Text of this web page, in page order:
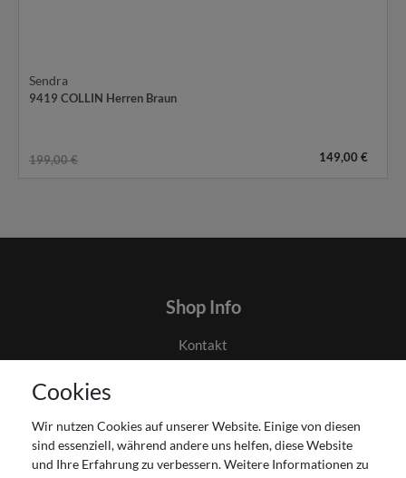
Sendra
9419 COLLIN Herren Braun
199,00 € 149,00 €
Shop Info
Kontakt
Impressum
Widerrufsrecht
Cookies
Wir nutzen Cookies auf unserer Website. Einige von diesen
sind essenziell, während andere uns helfen, diese Website
und Ihre Erfahrung zu verbessern. Weitere Informationen zu